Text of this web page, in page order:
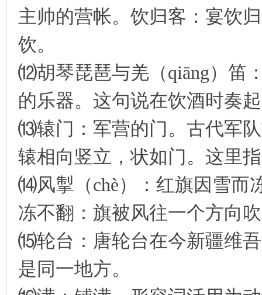
主帅的营帐。饮归客：宴饮
饮。
⑿胡琴琵琶与羌（qiāng）笛
的乐器。这句说在饮酒时奏
⒀辕门：军营的门。古代军
辕相向竖立，状如门。这里
⒁风掣（chè）：红旗因雪而
冻不翻：旗被风往一个方向
⒂轮台：唐轮台在今新疆维
是同一地方。